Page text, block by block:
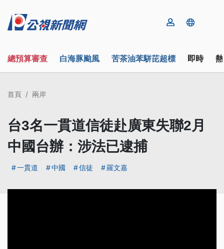
總預算審查 白海豚颱風 苦茶油苯駢芘超標 即時
首頁 兩岸
台3名一貫道信徒赴廣東失聯2月
中國台辦：涉法已逮捕
一貫道 中國 信徒 羅文嘉